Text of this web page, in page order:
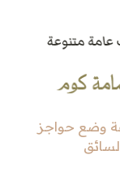
وضع حواجز